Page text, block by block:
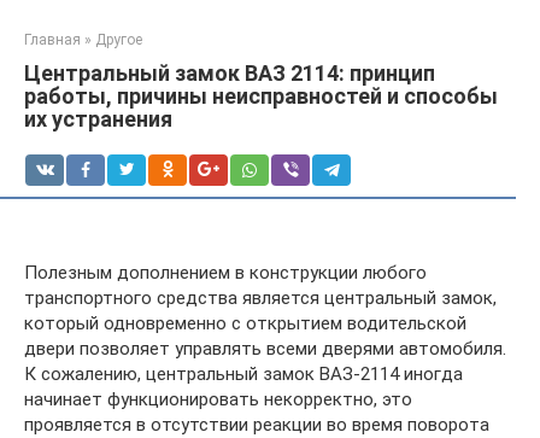
Главная » Другое
Центральный замок ВАЗ 2114: принцип
работы, причины неисправностей и способы
их устранения
Полезным дополнением в конструкции любого
транспортного средства является центральный замок,
который одновременно с открытием водительской
двери позволяет управлять всеми дверями автомобиля.
К сожалению, центральный замок ВАЗ-2114 иногда
начинает функционировать некорректно, это
проявляется в отсутствии реакции во время поворота